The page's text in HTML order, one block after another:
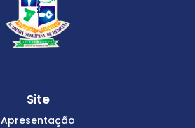
Site
Apresentação